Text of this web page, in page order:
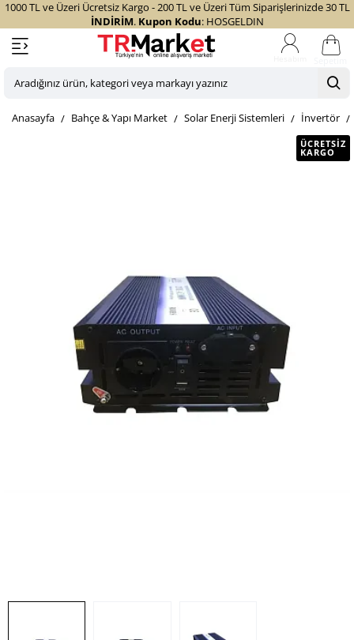
1000 TL ve Üzeri Ücretsiz Kargo - 200 TL ve Üzeri Tüm Siparişlerinizde 30 TL
İNDİRİM. Kupon Kodu: HOSGELDIN
Aradığınız
kategori
homeBahçe & Yapı Market Solar Enerji Sistemleri İnvertör
ÜCRETSIZ
KARGO